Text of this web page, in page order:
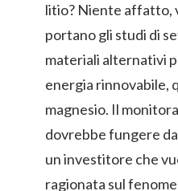
litio? Niente affatto,
portano gli studi di
materiali alternativi
energia rinnovabile,
magnesio. Il
dovrebbe fungere
un investitore che
ragionata sul